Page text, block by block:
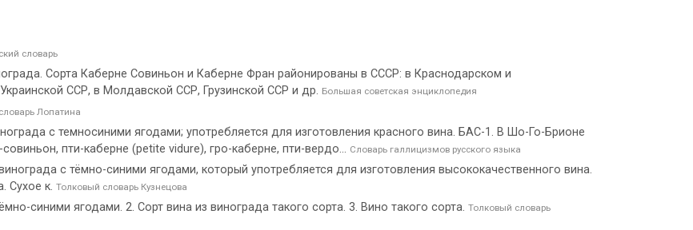
словарь
Сорта Каберне Совиньон и Каберне Фран районированы в СССР: в Краснодарском и
ССР, в Молдавской ССР, Грузинской ССР и др. Большая советская энциклопедия
Лопатина
с темносиними ягодами; употребляется для изготовления красного вина. БАС-1. В Шо-Го-Брионе
пти-каберне (petite vidure), гро-каберне, пти-вердо... Словарь галлицизмов русского языка
с тёмно-синими ягодами, который употребляется для изготовления высококачественного вина.
Сухое к. Толковый словарь Кузнецова
синими ягодами. 2. Сорт вина из винограда такого сорта. 3. Вино такого сорта. Толковый словарь